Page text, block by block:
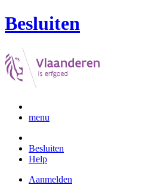
Besluiten
menu
Besluiten
Help
Aanmelden